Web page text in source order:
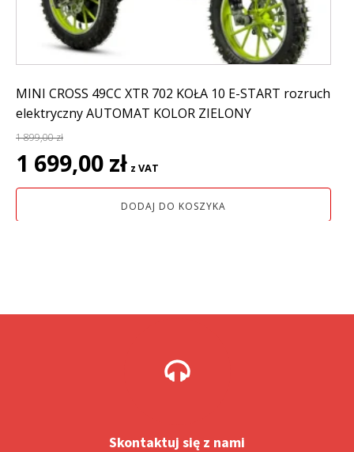
MINI CROSS 49CC XTR 702 KOŁA 10 E-START rozruch
elektryczny AUTOMAT KOLOR ZIELONY
1 899,00zł
Pierwotna
cena
wynosiła:
1 699,00 zł cena
wynosi:
1
z VAT
DODAJ DO KOSZYKA
Skontaktuj się z nami